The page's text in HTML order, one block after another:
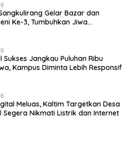
Gelar Bazar dan
Ke-3, Tumbuhkan Jiwa
Sukses Jangkau Puluhan Ribu
Kampus Diminta Lebih Responsif
Meluas, Kaltim Targetkan Desa
Segera Nikmati Listrik dan Internet